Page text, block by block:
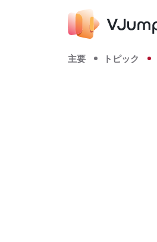
主要 トピック